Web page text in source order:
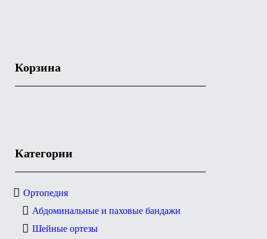
Корзина
Категории
Ортопедия
Абдоминальные и паховые бандажи
Шейные ортезы